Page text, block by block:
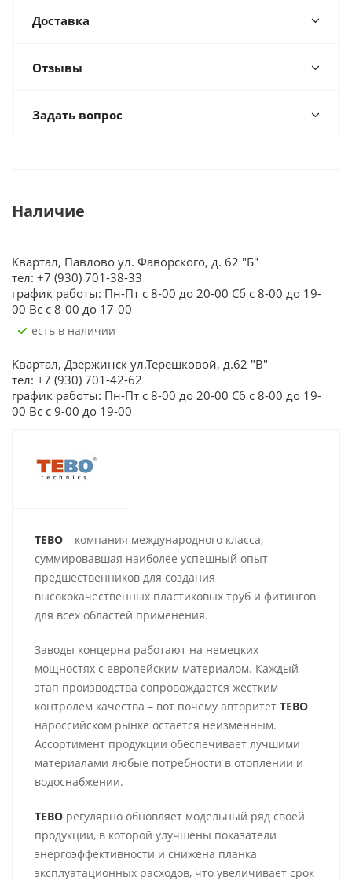
Доставка
Отзывы
Задать вопрос
Наличие
Квартал, Павлово ул. Фаворского, д. 62 "Б"
тел: +7 (930) 701-38-33
график работы: Пн-Пт с 8-00 до 20-00 Сб с 8-00 до 19-
00 Вс с 8-00 до 17-00
Есть в наличии
Квартал, Дзержинск ул.Терешковой, д.62 "В"
тел: +7 (930) 701-42-62
график работы: Пн-Пт с 8-00 до 20-00 Сб с 8-00 до 19-
00 Вс с 9-00 до 19-00
TEBO – компания международного класса,
суммировавшая наиболее успешный опыт
предшественников для создания
высококачественных пластиковых труб и фитингов
для всех областей применения.
Заводы концерна работают на немецких
мощностях с европейским материалом. Каждый
этап производства сопровождается жестким
контролем качества – вот почему авторитет TEBO
нароссийском рынке остается неизменным.
Ассортимент продукции обеспечивает лучшими
материалами любые потребности в отоплении и
водоснабжении.
TEBO регулярно обновляет модельный ряд своей
продукции, в которой улучшены показатели
энергоэффективности и снижена планка
эксплуатационных расходов, что увеличивает срок